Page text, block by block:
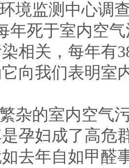
境监测中心调
年死于室内空
相关，每年有
向我们表明室
杂的室内空气
孕妇成了高危
去年自如甲醛